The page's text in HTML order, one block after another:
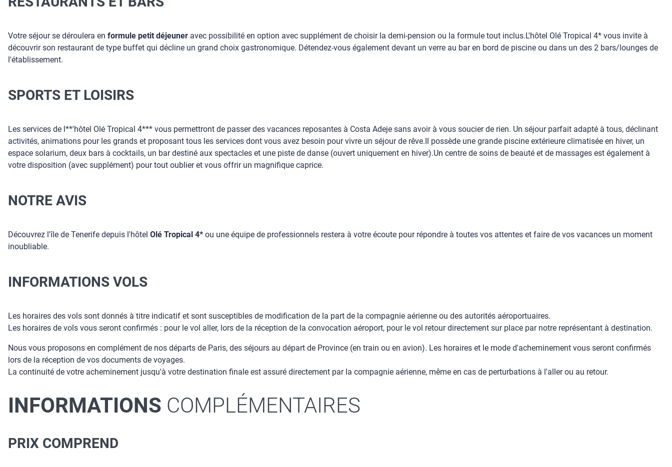
Votre séjour se déroulera en formule petit déjeuner avec possibilité en option avec supplément de choisir la demi-pension ou la formule tout inclus.L'hôtel Olé Tropical 4* vous invite à
découvrir son restaurant de type buffet qui décline un grand choix gastronomique. Détendez-vous également devant un verre au bar en bord de piscine ou dans un des 2 bars/lounges de
l'établissement.
SPORTS ET LOISIRS
Les services de l**'hôtel Olé Tropical 4*** vous permettront de passer des vacances reposantes à Costa Adeje sans avoir à vous soucier de rien. Un séjour parfait adapté à tous, déclinant
activités, animations pour les grands et proposant tous les services dont vous avez besoin pour vivre un séjour de rêve.Il possède une grande piscine extérieure climatisée en hiver, un
espace solarium, deux bars à cocktails, un bar destiné aux spectacles et une piste de danse (ouvert uniquement en hiver).Un centre de soins de beauté et de massages est également à
votre disposition (avec supplément) pour tout oublier et vous offrir un magnifique caprice.
NOTRE AVIS
Découvrez l'île de Tenerife depuis l'hôtel Olé Tropical 4* ou une équipe de professionnels restera à votre écoute pour répondre à toutes vos attentes et faire de vos vacances un moment
inoubliable.
INFORMATIONS VOLS
Les horaires des vols sont donnés à titre indicatif et sont susceptibles de modification de la part de la compagnie aérienne ou des autorités aéroportuaires.
Les horaires de vols vous seront confirmés : pour le vol aller, lors de la réception de la convocation aéroport, pour le vol retour directement sur place par notre représentant à destination.
Nous vous proposons en complément de nos départs de Paris, des séjours au départ de Province (en train ou en avion). Les horaires et le mode d'acheminement vous seront confirmés
lors de la réception de vos documents de voyages.
La continuité de votre acheminement jusqu'à votre destination finale est assuré directement par la compagnie aérienne, même en cas de perturbations à l'aller ou au retour.
INFORMATIONS COMPLÉMENTAIRES
PRIX COMPREND